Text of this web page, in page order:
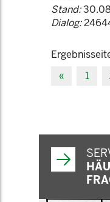
Stand:
Dialog:
«
1